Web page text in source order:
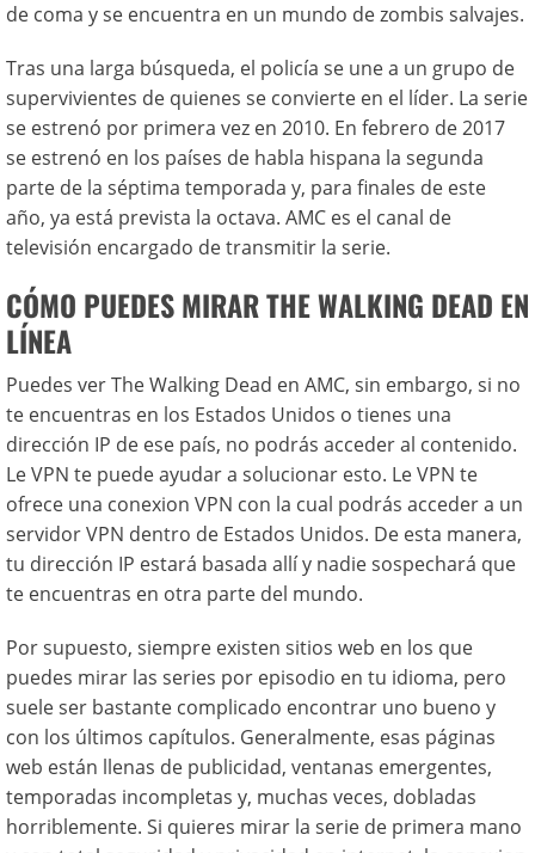
de coma y se encuentra en un mundo de zombis salvajes.
Tras una larga búsqueda, el policía se une a un grupo de
supervivientes de quienes se convierte en el líder. La serie
se estrenó por primera vez en 2010. En febrero de 2017
se estrenó en los países de habla hispana la segunda
parte de la séptima temporada y, para finales de este
año, ya está prevista la octava. AMC es el canal de
televisión encargado de transmitir la serie.
CÓMO PUEDES MIRAR THE WALKING DEAD EN
LÍNEA
Puedes ver The Walking Dead en AMC, sin embargo, si no
te encuentras en los Estados Unidos o tienes una
dirección IP de ese país, no podrás acceder al contenido.
Le VPN te puede ayudar a solucionar esto. Le VPN te
ofrece una conexion VPN con la cual podrás acceder a un
servidor VPN dentro de Estados Unidos. De esta manera,
tu dirección IP estará basada allí y nadie sospechará que
te encuentras en otra parte del mundo.
Por supuesto, siempre existen sitios web en los que
puedes mirar las series por episodio en tu idioma, pero
suele ser bastante complicado encontrar uno bueno y
con los últimos capítulos. Generalmente, esas páginas
web están llenas de publicidad, ventanas emergentes,
temporadas incompletas y, muchas veces, dobladas
horriblemente. Si quieres mirar la serie de primera mano